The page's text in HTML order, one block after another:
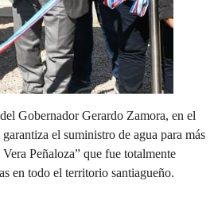
Gobernador Gerardo Zamora, en el
el suministro de agua para más
Peñaloza” que fue totalmente
en todo el territorio santiagueño.